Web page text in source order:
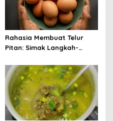
Rahasia Membuat Telur
Pitan: Simak Langkah-
Panduannya